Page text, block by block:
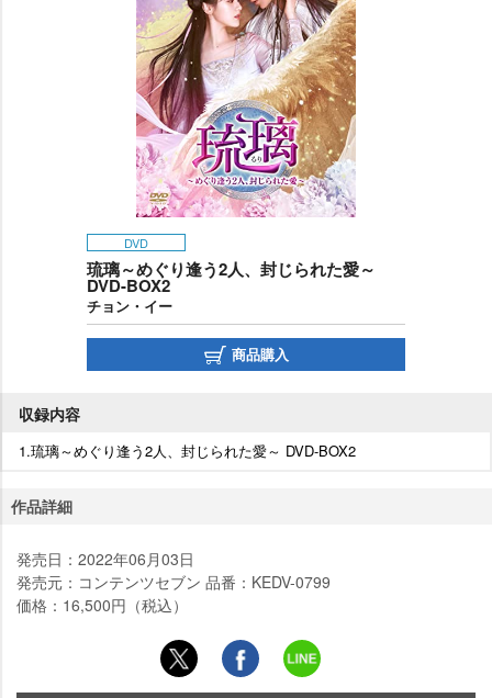
DVD
琉璃～めぐり逢う2人、封じられた愛～
DVD-BOX2
チョン・イー
商品購入
収録内容
1.琉璃～めぐり逢う2人、封じられた愛～ DVD-BOX2
作品詳細
発売日：2022年06月03日
発売元：コンテンツセブン 品番：KEDV-0799
価格：16,500円（税込）